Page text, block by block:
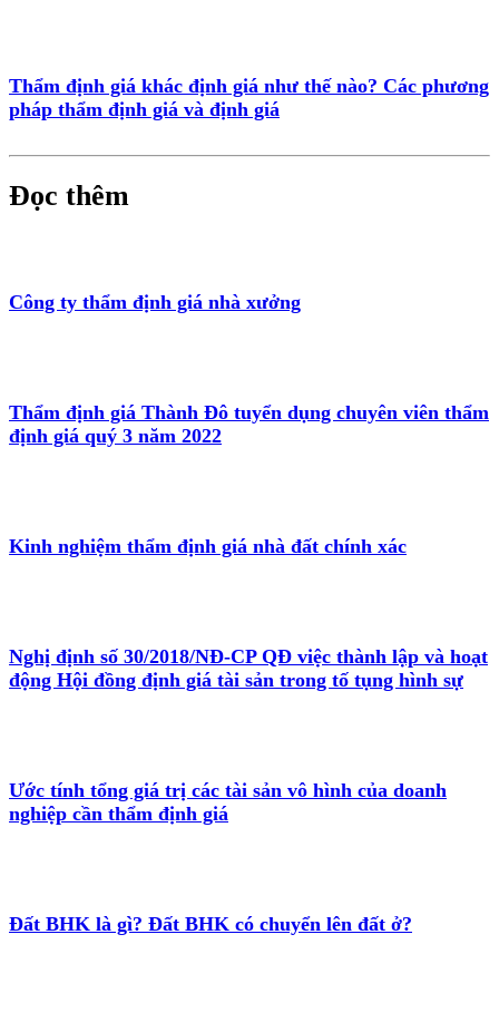
Thẩm định giá khác định giá như thế nào? Các phương
pháp thẩm định giá và định giá
Đọc thêm
Công ty thẩm định giá nhà xưởng
Thẩm định giá Thành Đô tuyển dụng chuyên viên thẩm
định giá quý 3 năm 2022
Kinh nghiệm thẩm định giá nhà đất chính xác
Nghị định số 30/2018/NĐ-CP QĐ việc thành lập và hoạt
động Hội đồng định giá tài sản trong tố tụng hình sự
Ước tính tổng giá trị các tài sản vô hình của doanh
nghiệp cần thẩm định giá
Đất BHK là gì? Đất BHK có chuyển lên đất ở?